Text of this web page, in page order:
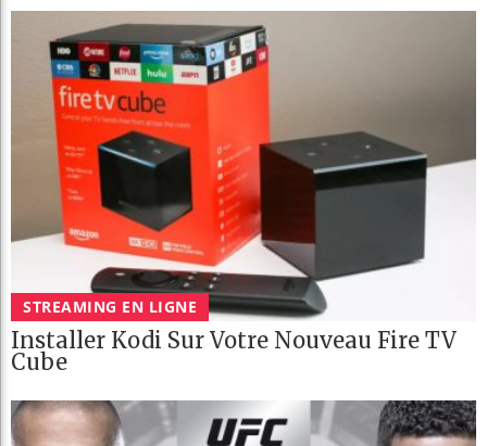
STREAMING EN LIGNE
Installer Kodi Sur Votre Nouveau Fire TV
Cube